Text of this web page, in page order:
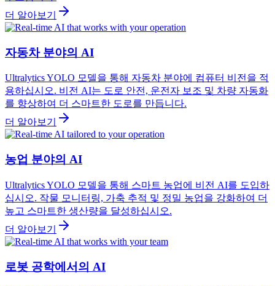
더 알아보기
자동차 분야의 AI
Ultralytics YOLO 모델을 통해 자동차 분야에 컴퓨터 비전을 적
용하십시오. 비전 AI는 도로 안전, 운전자 보조 및 차량 자동화
를 향상하여 더 스마트한 도로를 만듭니다.
더 알아보기
농업 분야의 AI
Ultralytics YOLO 모델을 통해 스마트 농업에 비전 AI를 도입하
십시오. 작물 모니터링, 가축 추적 및 정밀 농업을 강화하여 더
높고 스마트한 생산량을 달성하십시오.
더 알아보기
로봇 공학에서의 AI